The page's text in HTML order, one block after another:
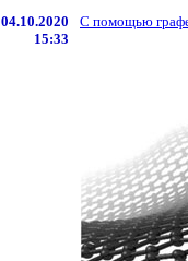
04.10.2020
15:33
С помощью